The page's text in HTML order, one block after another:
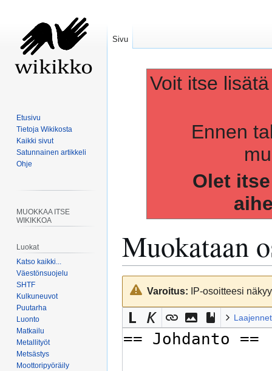
Voit itse
Ennen
Olet
Muokataan
Siirry
navigaatioon
Siirry
hakuunVaroitus: IP-osoitteesi
Sivu
Etusivu
Tietoja Wikikosta
Kaikki sivut
Satunnainen artikkeli
Ohje
MUOKKAA ITSE
WIKIKKOA
Luokat
Katso kaikki...
Väestönsuojelu
SHTF
Kulkuneuvot
Puutarha
Luonto
Matkailu
Metallityöt
Metsästys
Moottoripyöräily